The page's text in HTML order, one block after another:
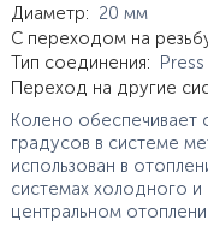
Характеристики
Диаметр: 20 мм
С переходом на
Тип соединения:
Press
Переход на другие
Колено
градусов в системе
использован в
системах холодного
центральном